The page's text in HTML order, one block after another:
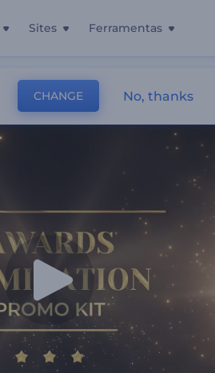
Sites Ferramentas
CHANGE No, thanks